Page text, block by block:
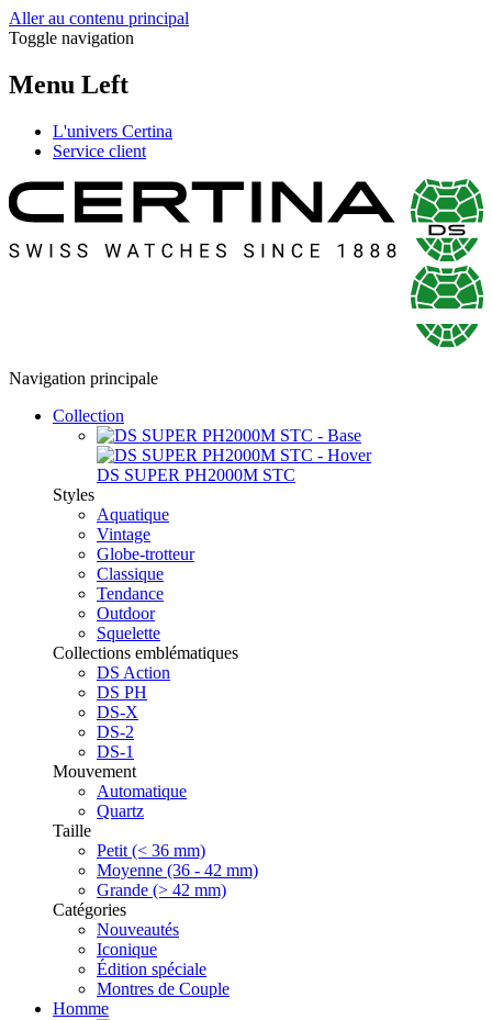
Aller au contenu principal
Toggle navigation
Menu Left
L'univers Certina
Service client
Navigation principale
Collection
DS SUPER PH2000M STC
Styles
Aquatique
Vintage
Globe-trotteur
Classique
Tendance
Outdoor
Squelette
Collections emblématiques
DS Action
DS PH
DS-X
DS-2
DS-1
Mouvement
Automatique
Quartz
Taille
Petit (< 36 mm)
Moyenne (36 - 42 mm)
Grande (> 42 mm)
Catégories
Nouveautés
Iconique
Édition spéciale
Montres de Couple
Homme